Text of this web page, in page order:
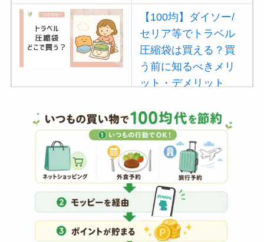
【100均】ダイソー/
セリア等でトラベル
圧縮袋は買える？買
う前に知るべきメリ
ット・デメリット
【100均】ダイソー/
セリア等でポイズン
リムーバーは買え
る？使い方や選び方
を解説！
【100均】ダイソー/
セリア等でフロアラ